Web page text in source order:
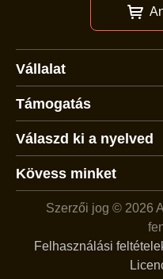
Vállalat
Támogatás
Válaszd ki a nyelved
Kövess minket
Szerzői jog © 2026
Felhasználási